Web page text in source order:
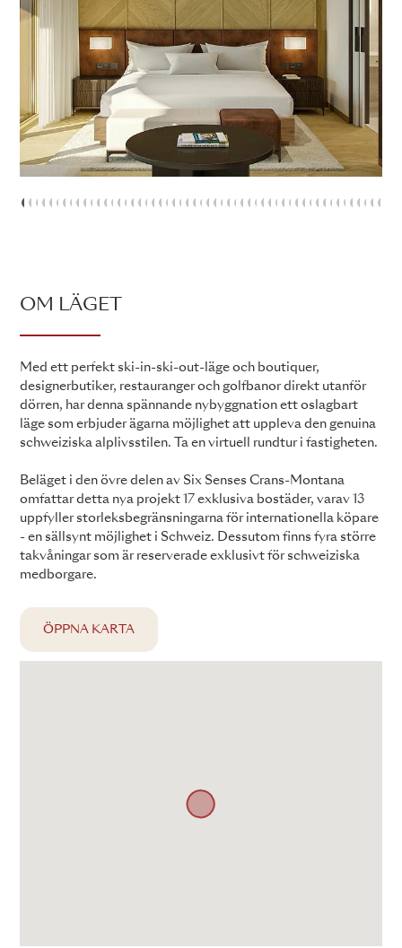
1 2345 678910
11121314151617181920
21222324
252627282930
31323334353637383940
414243
4445
OM LÄGET
Med ett perfekt ski-in-ski-out-läge och boutiquer,
designerbutiker, restauranger och golfbanor direkt utanför
dörren, har denna spännande nybyggnation ett oslagbart
läge som erbjuder ägarna möjlighet att uppleva den genuina
schweiziska alplivsstilen. Ta en virtuell rundtur i fastigheten.
Beläget i den övre delen av Six Senses Crans-Montana
omfattar detta nya projekt 17 exklusiva bostäder, varav 13
uppfyller storleksbegränsningarna för internationella köpare
- en sällsynt möjlighet i Schweiz. Dessutom finns fyra större
takvåningar som är reserverade exklusivt för schweiziska
medborgare.
ÖPPNA KARTA